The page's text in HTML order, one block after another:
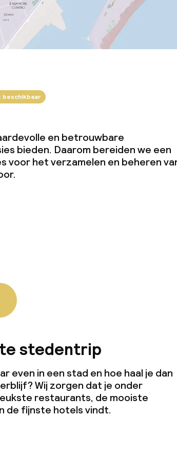
beschikbaar
en betrouwbare
bieden. Daarom bereiden we een
voor het verzamelen en beheren
stedentrip
even in een stad en hoe haal je dan
Wij zorgen dat je onder
restaurants, de mooiste
de fijnste hotels vindt.